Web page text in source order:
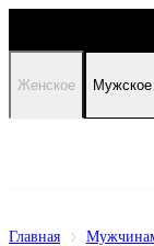
Женское Мужское
Главная